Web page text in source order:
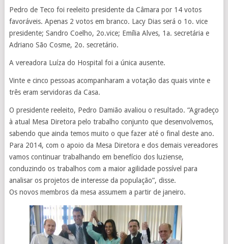
Pedro de Teco foi reeleito presidente da Câmara por 14 votos
favoráveis. Apenas 2 votos em branco. Lacy Dias será o 1o. vice
presidente; Sandro Coelho, 2o.vice; Emília Alves, 1a. secretária e
Adriano São Cosme, 2o. secretário.
A vereadora Luíza do Hospital foi a única ausente.
Vinte e cinco pessoas acompanharam a votação das quais vinte e
três eram servidoras da Casa.
O presidente reeleito, Pedro Damião avaliou o resultado. “Agradeço
à atual Mesa Diretora pelo trabalho conjunto que desenvolvemos,
sabendo que ainda temos muito o que fazer até o final deste ano.
Para 2014, com o apoio da Mesa Diretora e dos demais vereadores
vamos continuar trabalhando em benefício dos luziense,
conduzindo os trabalhos com a maior agilidade possível para
analisar os projetos de interesse da população”, disse.
Os novos membros da mesa assumem a partir de janeiro.